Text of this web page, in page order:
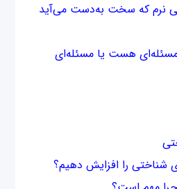
نرم که سخت به‌دست می‌آید
هست یا مسئله‌ای
شناختی را افزایش دهیم؟